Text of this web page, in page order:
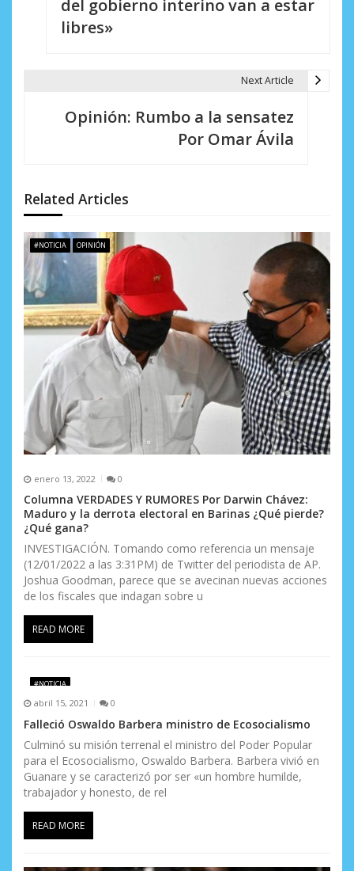
d
e
e
n
t
d
a
s
del gobierno interino van a estar
libres»
Next Article
Opinión: Rumbo a la sensatez
Por Omar Ávila
Related Articles
#NOTICIA OPINIÓN
enero 13, 2022 0
Columna VERDADES Y RUMORES Por Darwin Chávez:
Maduro y la derrota electoral en Barinas ¿Qué pierde?
¿Qué gana?
INVESTIGACIÓN. Tomando como referencia un mensaje
(12/01/2022 a las 3:31PM) de Twitter del periodista de AP.
Joshua Goodman, parece que se avecinan nuevas acciones
de los fiscales que indagan sobre u
READ MORE
#NOTICIA
abril 15, 2021 0
Falleció Oswaldo Barbera ministro de Ecosocialismo
Culminó su misión terrenal el ministro del Poder Popular
para el Ecosocialismo, Oswaldo Barbera. Barbera vivió en
Guanare y se caracterizó por ser «un hombre humilde,
trabajador y honesto, de rel
READ MORE